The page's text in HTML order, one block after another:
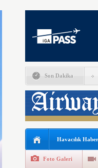
Son Dakika
Havacılık
Foto Galeri